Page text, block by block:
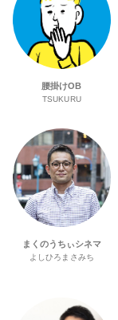
腰掛けOB
TSUKURU
まくのうちぃシネマ
よしひろまさみち